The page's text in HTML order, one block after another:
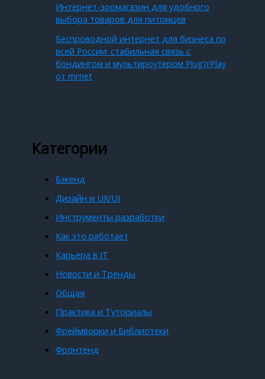
Интернет-зоомагазин для удобного
выбора товаров для питомцев
Беспроводной интернет для бизнеса по
всей России: стабильная связь с
бондингом и мультироутером Plug’n’Play
от mrnet
Категории
Бэкенд
Дизайн и UX/UI
Инструменты разработки
Как это работает
Карьера в IT
Новости и Тренды
Общая
Практика и Туториалы
Фреймворки и Библиотеки
Фронтенд